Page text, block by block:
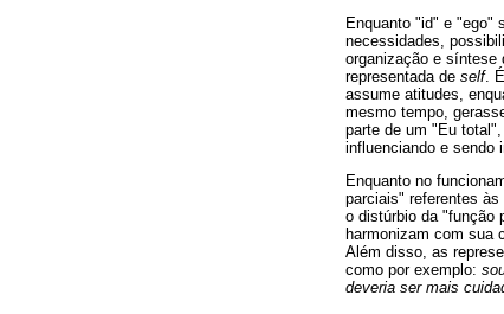
Enquanto "id" e "ego"
necessidades,
organização e síntese
representada de self.
assume atitudes,
mesmo tempo,
parte de um "Eu
influenciando e sendo
Enquanto no
parciais" referentes
o distúrbio da "função
harmonizam com sua
Além disso, as
como por exemplo:
deveria ser mais